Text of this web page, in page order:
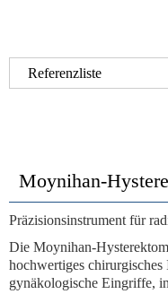
Referenzliste
Moynihan-
Präzisionsinstrument für
Die Moynihan-
hochwertiges
gynäkologische Eingriffe,